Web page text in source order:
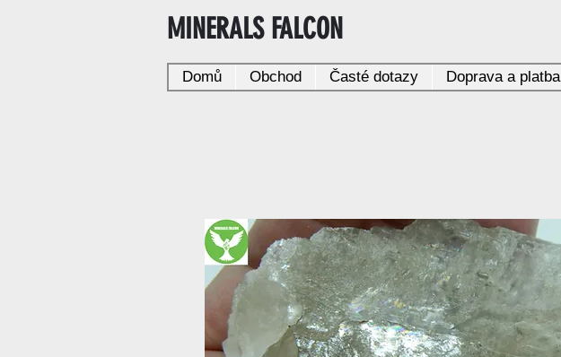
MINERALS FALCON
Domů Obchod Časté dotazy Doprava a platba